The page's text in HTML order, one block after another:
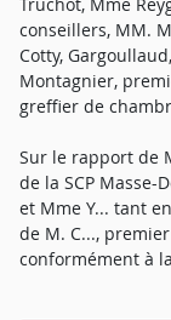
conseillers, MM.
Cotty,
Montagnier,
greffier de
Sur le rapport de
de la SCP Masse-
et Mme Y... tant
de M. C...,
conformément à